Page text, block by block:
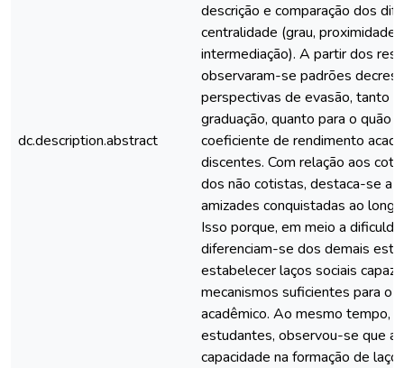
dc.description.abstract
descrição e comparação dos
centralidade (grau,
intermediação). A partir dos
observaram-se padrões
perspectivas de evasão, tanto
graduação, quanto para o quão
coeficiente de rendimento
discentes. Com relação aos
dos não cotistas, destaca-se a
amizades conquistadas ao
Isso porque, em meio a
diferenciam-se dos demais
estabelecer laços sociais
mecanismos suficientes para o
acadêmico. Ao mesmo tempo,
estudantes, observou-se que a
capacidade na formação de